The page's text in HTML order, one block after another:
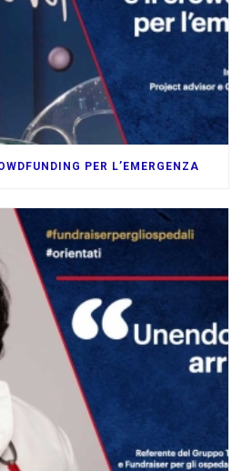
PER L’EMERGENZA